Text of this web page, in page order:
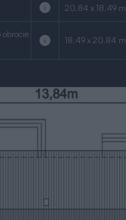
20.84 x 18.49 m
obrocie
18.49 x 20.84 m